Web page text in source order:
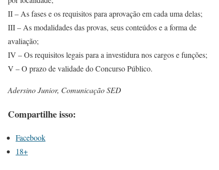
II – As fases e os requisitos para aprovação em cada uma delas;
III – As modalidades das provas, seus conteúdos e a forma de
avaliação;
IV – Os requisitos legais para a investidura nos cargos e funções;
V – O prazo de validade do Concurso Público.
Adersino Junior, Comunicação SED
Compartilhe isso:
Facebook
18+